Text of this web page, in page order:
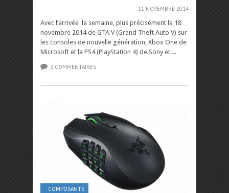
11 NOVEMBRE 2014
Avec l’arrivée la semaine, plus précisément le 18
novembre 2014 de GTA V (Grand Theft Auto V) sur
les consoles de nouvelle génération, Xbox One de
Microsoft et la PS4 (PlayStation 4) de Sony et ...
2 COMMENTAIRES
COMPOSANTS